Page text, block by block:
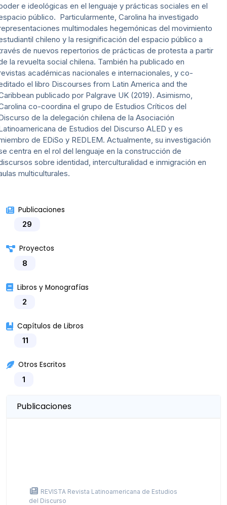
e ideológicas en el lenguaje y prácticas sociales en el
público. Particularmente, Carolina ha investigado
multimodales hegemónicas del movimiento
chileno y la resignificación del espacio público a
de nuevos repertorios de prácticas de protesta a partir
la revuelta social chilena. También ha publicado en
académicas nacionales e internacionales, y co-
el libro Discourses from Latin America and the
publicado por Palgrave UK (2019). Asimismo,
co-coordina el grupo de Estudios Críticos del
de la delegación chilena de la Asociación
de Estudios del Discurso ALED y es
de EDiSo y REDLEM. Actualmente, su investigación
centra en el rol del lenguaje en la construcción de
sobre identidad, interculturalidad e inmigración en
multiculturales.
Publicaciones
29
Proyectos
8
Libros y Monografías
2
Capítulos de Libros
11
Otros Escritos
1
Publicaciones
REVISTA Revista Latinoamericana de Estudios
del Discurso